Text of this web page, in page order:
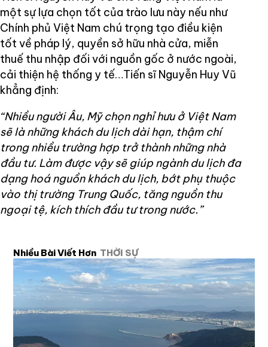
một sự lựa chọn tốt của trào lưu này nếu như
Chính phủ Việt Nam chú trọng tạo điều kiện
tốt về pháp lý, quyền sở hữu nhà cửa, miễn
thuế thu nhập đối với nguồn gốc ở nước ngoài,
cải thiện hệ thống y tế…Tiến sĩ Nguyễn Huy Vũ
khẳng định:
“Nhiều người Âu, Mỹ chọn nghỉ hưu ở Việt Nam
sẽ là những khách du lịch dài hạn, thậm chí
trong nhiều trường hợp trở thành những nhà
đầu tư. Làm được vậy sẽ giúp ngành du lịch đa
dạng hoá nguồn khách du lịch, bớt phụ thuộc
vào thị trường Trung Quốc, tăng nguồn thu
ngoại tệ, kích thích đầu tư trong nước.”
Nhiều Bài Viết Hơn THỜI SỰ